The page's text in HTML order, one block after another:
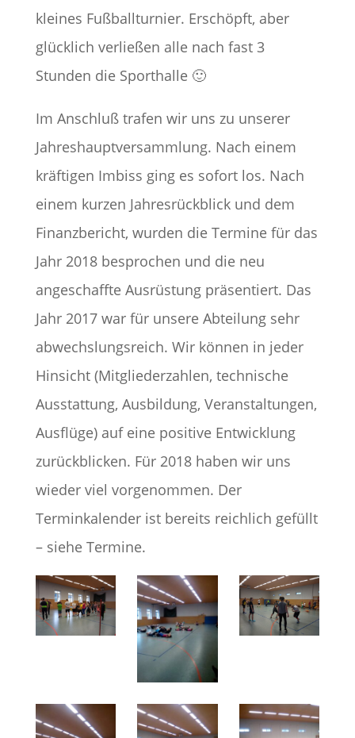
kleines Fußballturnier. Erschöpft, aber
glücklich verließen alle nach fast 3
Stunden die Sporthalle 🙂
Im Anschluß trafen wir uns zu unserer
Jahreshauptversammlung. Nach einem
kräftigen Imbiss ging es sofort los. Nach
einem kurzen Jahresrückblick und dem
Finanzbericht, wurden die Termine für das
Jahr 2018 besprochen und die neu
angeschaffte Ausrüstung präsentiert. Das
Jahr 2017 war für unsere Abteilung sehr
abwechslungsreich. Wir können in jeder
Hinsicht (Mitgliederzahlen, technische
Ausstattung, Ausbildung, Veranstaltungen,
Ausflüge) auf eine positive Entwicklung
zurückblicken. Für 2018 haben wir uns
wieder viel vorgenommen. Der
Terminkalender ist bereits reichlich gefüllt
– siehe Termine.